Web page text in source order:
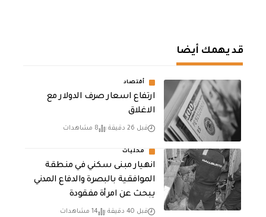
قد يهمك أيضا
أقتصاد
ارتفاع اسعار صرف الدولار مع
الاغلاق
قبل 26 دقيقة 8 مشاهدات
محليات
انهيار مبنى سكني في منطقة
الموافقية بالبصرة والدفاع المدني
يبحث عن امرأة مفقودة
قبل 40 دقيقة 14 مشاهدات